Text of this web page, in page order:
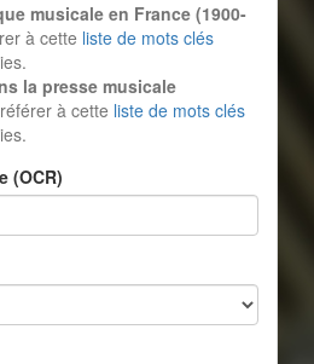
musicale en France (1900-
à cette liste de mots clés
la presse musicale
à cette liste de mots clés
(OCR)